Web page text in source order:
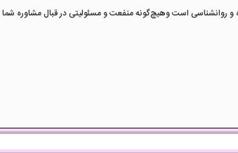
است وهیچ‌گونه منفعت و مسئولیتی در قبال مشاوره شما